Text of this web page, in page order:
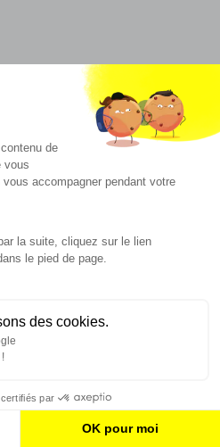
de
vous
accompagner pendant votre
la suite, cliquez sur le lien
le pied de page.
des cookies.
par
OK pour moi
AU PANIER
la newsletter
produits et les offres du
Tous droits réservés.